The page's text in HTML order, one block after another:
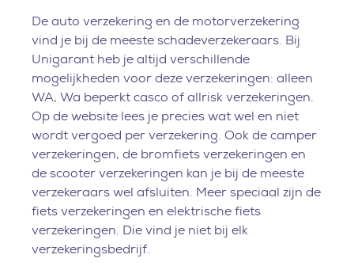
De auto verzekering en de motorverzekering
vind je bij de meeste schadeverzekeraars. Bij
Unigarant heb je altijd verschillende
mogelijkheden voor deze verzekeringen: alleen
WA, Wa beperkt casco of allrisk verzekeringen.
Op de website lees je precies wat wel en niet
wordt vergoed per verzekering. Ook de camper
verzekeringen, de bromfiets verzekeringen en
de scooter verzekeringen kan je bij de meeste
verzekeraars wel afsluiten. Meer speciaal zijn de
fiets verzekeringen en elektrische fiets
verzekeringen. Die vind je niet bij elk
verzekeringsbedrijf.